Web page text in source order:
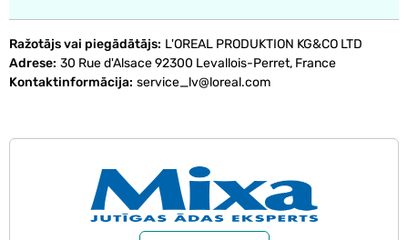
Ražotājs vai piegādātājs L'OREAL PRODUKTION KG&CO LTD
Adrese 30 Rue d'Alsace 92300 Levallois-Perret, France
Kontaktinformācija service_lv@loreal.com